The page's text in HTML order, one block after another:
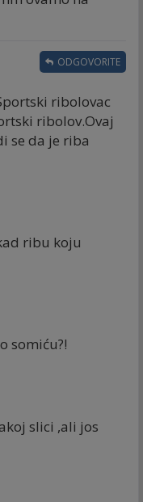
ribolovac
ribolov.Ovaj
se da je riba
ODGOVORITE
ribu koju
somiću?!
slici ,ali jos